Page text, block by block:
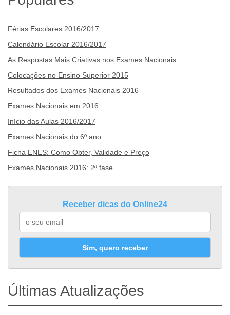
Férias Escolares 2016/2017
Calendário Escolar 2016/2017
As Respostas Mais Criativas nos Exames Nacionais
Colocações no Ensino Superior 2015
Resultados dos Exames Nacionais 2016
Exames Nacionais em 2016
Início das Aulas 2016/2017
Exames Nacionais do 6º ano
Ficha ENES: Como Obter, Validade e Preço
Exames Nacionais 2016: 2ª fase
Receber dicas do Online24
Sim, quero receber
Últimas Atualizações